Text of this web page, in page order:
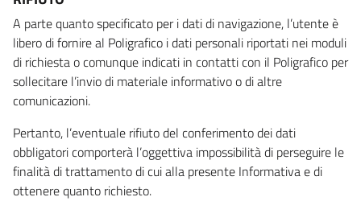
A parte quanto specificato per i dati di navigazione, l’utente è
libero di fornire al Poligrafico i dati personali riportati nei moduli
di richiesta o comunque indicati in contatti con il Poligrafico per
sollecitare l’invio di materiale informativo o di altre
comunicazioni.
Pertanto, l’eventuale rifiuto del conferimento dei dati
obbligatori comporterà l’oggettiva impossibilità di perseguire le
finalità di trattamento di cui alla presente Informativa e di
ottenere quanto richiesto.